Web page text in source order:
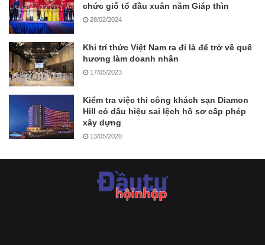
chức giỗ tổ đầu xuân năm Giáp thìn
28/02/2024
Khi trí thức Việt Nam ra đi là để trở về quê
hương làm doanh nhân
17/05/2023
Kiểm tra việc thi công khách sạn Diamon
Hill có dấu hiệu sai lệch hồ sơ cấp phép
xây dựng
13/05/2020